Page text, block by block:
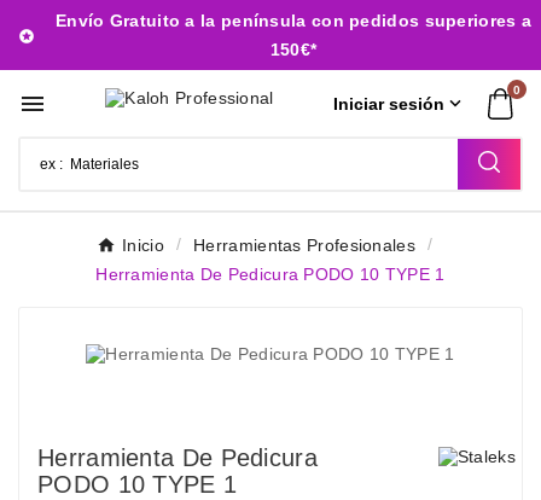

Envío Gratuito a la península con pedidos superiores a
150€*
 Iniciar sesión 
0
Inicio
Herramientas Profesionales
Herramienta De Pedicura PODO 10 TYPE 1
Herramienta De Pedicura
PODO 10 TYPE 1